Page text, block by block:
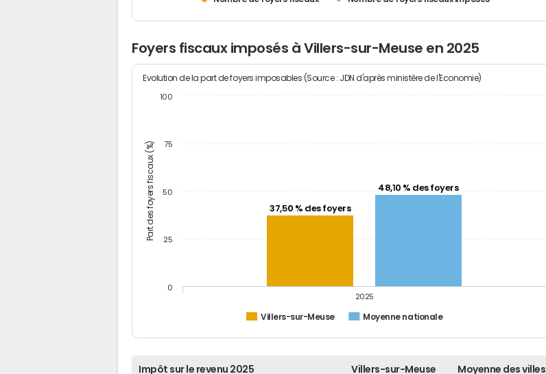
Foyers fiscaux imposés à Villers-sur-Meuse en 2025
Part des foyers fiscaux (%)
Evolution de la part de foyers imposables (Source : JDN d'après ministère de l'Economie)
37,50 % des foyers
48,10 % des foyers
Villers-sur-Meuse Moyenne nationale
2025
0
25
50
75
100
Impôt sur le revenu 2025 Villers-sur-Meuse Moyenne des villes